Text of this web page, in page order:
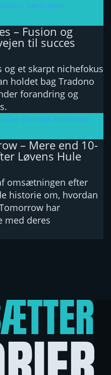
– Fusion og
til succes
og et skarpt nichefokus
holdet bag Tradono
forandring og
– Mere end 10-
Løvens Hule
omsætningen efter
historie om, hvordan
har
med deres